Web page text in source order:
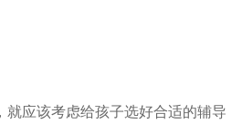
应该考虑给孩子选好合适的辅导